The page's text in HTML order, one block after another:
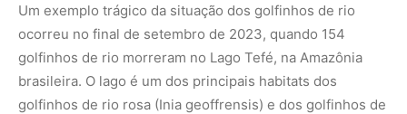
Um exemplo trágico da situação dos golfinhos de rio
ocorreu no final de setembro de 2023, quando 154
golfinhos de rio morreram no Lago Tefé, na Amazônia
brasileira. O lago é um dos principais habitats dos
golfinhos de rio rosa (Inia geoffrensis) e dos golfinhos de